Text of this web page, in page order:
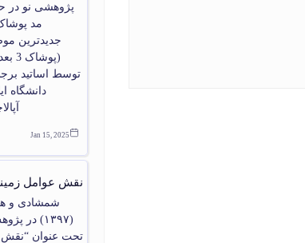
پژوهشی نو در
مد
جدیدترین
توسط اساتید
دانشگاه
Jan 15, 2025
نقش عوامل
شمشادی و
(۱۳۹۷) در
تحت عنوان